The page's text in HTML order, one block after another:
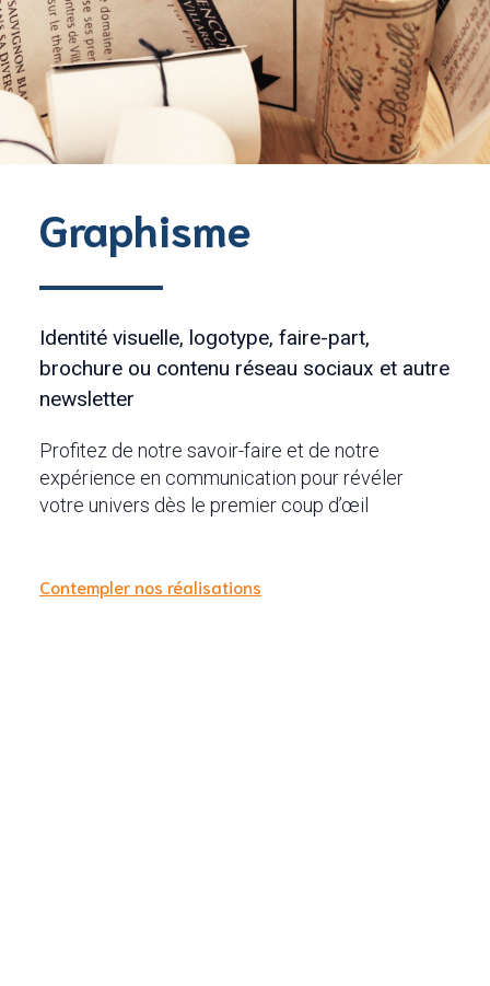
Graphisme
Identité visuelle, logotype, faire-part,
brochure ou contenu réseau sociaux et autre
newsletter
Profitez de notre savoir-faire et de notre
expérience en communication pour révéler
votre univers dès le premier coup d’œil
Contempler nos réalisations